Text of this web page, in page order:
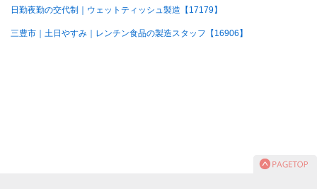
日勤夜勤の交代制｜ウェットティッシュ製造【17179】
三豊市｜土日やすみ｜レンチン食品の製造スタッフ【16906】